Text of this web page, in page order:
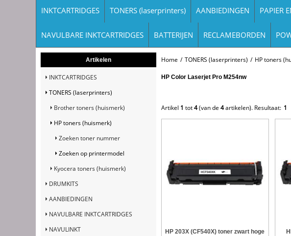
INKTCARTRIDGES TONERS (laserprinters) AANBIEDINGEN PAPIER
NAVULBARE INKTCARTRIDGES BATTERIJEN RECLAMEBORDEN
Artikelen
INKTCARTRIDGES
TONERS (laserprinters)
Brother toners (huismerk)
HP toners (huismerk)
Zoeken toner nummer
Zoeken op printermodel
Kyocera toners (huismerk)
DRUMKITS
AANBIEDINGEN
NAVULBARE INKTCARTRIDGES
NAVULINKT
Home / TONERS (laserprinters) / HP toners
HP Color Laserjet Pro M254nw
Artikel 1 tot4(van de 4artikelen). Resultaat: 1
HP 203X (CF540X) toner zwart hoge